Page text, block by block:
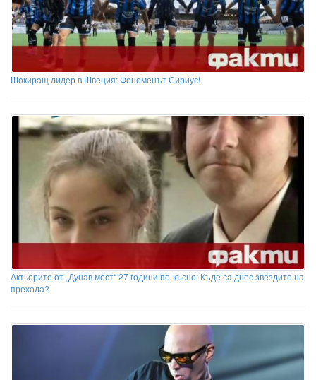
Шокиращ лидер в Швеция: Феноменът Сириус!
Актьорите от „Дунав мост“ 27 години по-късно: Къде са днес звездите на
прехода?